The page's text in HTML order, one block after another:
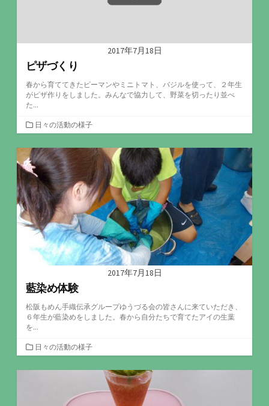
2017年7月18日
ピザづくり
春から育ててきたピーマンやミニトマト、バジルを使って、２年生
がピザ作りをしました。みんなで協力して、野菜を切ったり並べ
た...
カ
テ
ゴ
リ
ー
日々の活動の様子
2017年7月18日
藍染め体験
松阪もめん手織伝承グループゆうづる会の皆さんに来ていただき、
６年生が藍染めをしました。春から自分たちで育てたアイの生葉
を...
カ
テ
ゴ
日々の活動の様子